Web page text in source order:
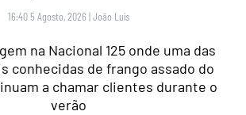
16:40 5 Agosto, 2026 |João Luís
na Nacional 125 onde uma das
conhecidas de frango assado do
a chamar clientes durante o
verão